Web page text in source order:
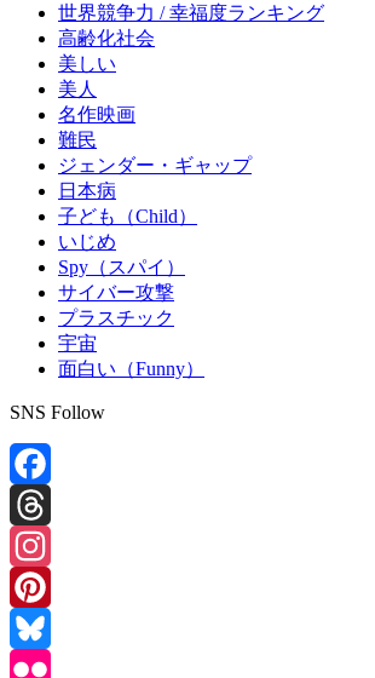
世界競争力 / 幸福度ランキング
高齢化社会
美しい
美人
名作映画
難民
ジェンダー・ギャップ
日本病
子ども（Child）
いじめ
Spy（スパイ）
サイバー攻撃
プラスチック
宇宙
面白い（Funny）
SNS Follow
Facebook
Threads
Instagram
Pinterest
Bluesky